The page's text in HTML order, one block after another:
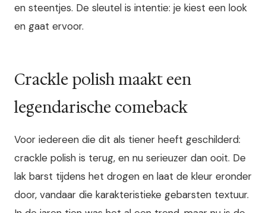
en steentjes. De sleutel is intentie: je kiest een look
en gaat ervoor.
Crackle polish maakt een
legendarische comeback
Voor iedereen die dit als tiener heeft geschilderd:
crackle polish is terug, en nu serieuzer dan ooit. De
lak barst tijdens het drogen en laat de kleur eronder
door, vandaar die karakteristieke gebarsten textuur.